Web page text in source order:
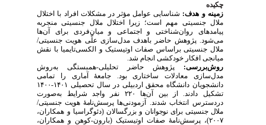
چکیده
زمینه و هدف:شناسایی عوامل مؤثر در مشکلات افراد با اختلال
ملال جنسیتی مهم است؛ زیرا اختلال ملال جنسیتی منجربه
پیامدهای روان‌شناختی و اجتماعی و میان‌فردی برای آن‌ها
می‌شود. پژوهش حاضر باهدف مدل‌سازی علّی هویت جنسیتی/
ملال جنسیتی براساس صفات اوتیستیک و الکسی‌تایمیا با نقش
میانجی افکار خودکشی انجام شد.
روش‌بررسی: پژوهش حاضر تحلیلی-همبستگی به‌روش
مدل‌سازی معادلات ساختاری بود. جامعهٔ آماری را تمامی
دانشجویان دانشگاه محقق اردبیلی در سال تحصیلی ۱۴۰۱-۱۴۰۰
تشکیل دادند. از بین آن‌ها ۲۲۰ نفر واجد شرایط به‌صورت
دردسترس انتخاب شدند. آزمودنی‌هاپرسش‌نامهٔ هویت جنسیتی/
ملال جنسیتی برای نوجوانان و بزرگسالان(دئوگراسیا و همکاران،
۲۰۰۷)، پرسش‌نامهٔ صفات اوتیستیک (بارون-کوهن و همکاران،